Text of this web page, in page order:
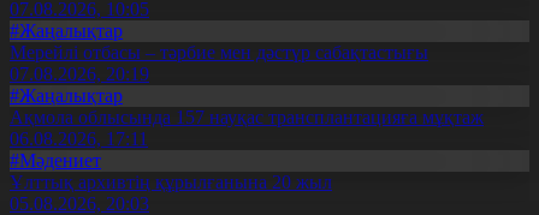
07.08.2026, 10:05
#Жаңалықтар
Мерейлі отбасы – тәрбие мен дәстүр сабақтастығы
07.08.2026, 20:19
#Жаңалықтар
Ақмола облысында 157 науқас трансплантацияға мұқтаж
06.08.2026, 17:11
#Мәдениет
Ұлттық архивтің құрылғанына 20 жыл
05.08.2026, 20:03